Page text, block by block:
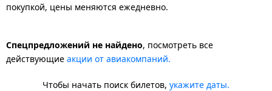
покупкой, цены меняются ежедневно.
Спецпредложений не найдено, посмотреть все
действующие акции от авиакомпаний.
Чтобы начать поиск билетов, укажите даты.